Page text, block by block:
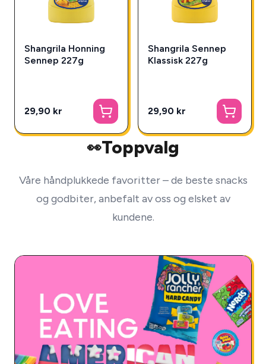
Shangrila Honning
Sennep 227g
29,90 kr
Shangrila Sennep
Klassisk 227g
29,90 kr
👀Toppvalg
Våre håndplukkede favoritter – de beste snacks
og godbiter, anbefalt av oss og elsket av
kundene.